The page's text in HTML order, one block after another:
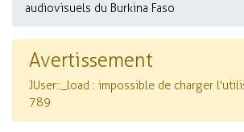
audiovisuels du Burkina Faso
Avertissement
JUser::_load : impossible de charger
789